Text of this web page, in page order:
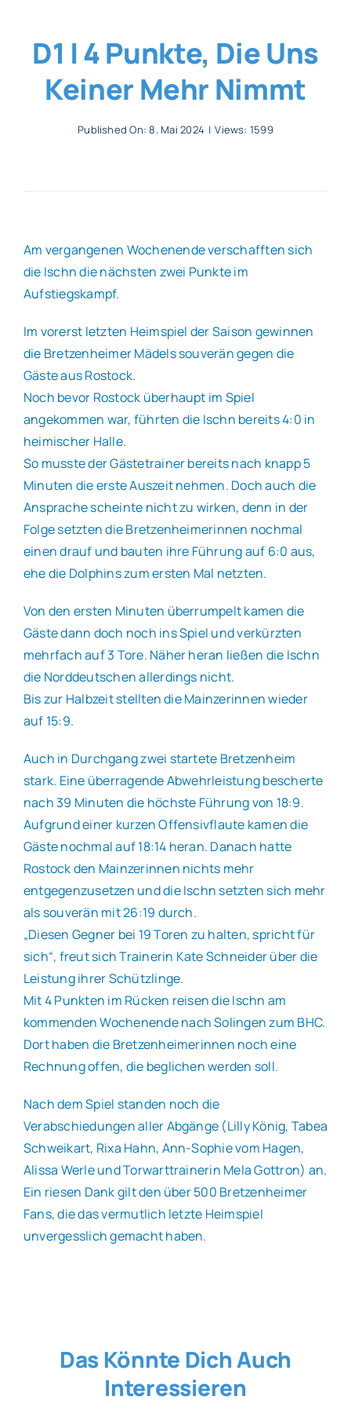
Allgemeines
Partner
D1 | 4 Punkte, Die Uns
Keiner Mehr Nimmt
Published On: 8. Mai 2024 | Views: 1599
Am vergangenen Wochenende verschafften sich
die Ischn die nächsten zwei Punkte im
Aufstiegskampf.
Im vorerst letzten Heimspiel der Saison gewinnen
die Bretzenheimer Mädels souverän gegen die
Gäste aus Rostock.
Noch bevor Rostock überhaupt im Spiel
angekommen war, führten die Ischn bereits 4:0 in
heimischer Halle.
So musste der Gästetrainer bereits nach knapp 5
Minuten die erste Auszeit nehmen. Doch auch die
Ansprache scheinte nicht zu wirken, denn in der
Folge setzten die Bretzenheimerinnen nochmal
einen drauf und bauten ihre Führung auf 6:0 aus,
ehe die Dolphins zum ersten Mal netzten.
Von den ersten Minuten überrumpelt kamen die
Gäste dann doch noch ins Spiel und verkürzten
mehrfach auf 3 Tore. Näher heran ließen die Ischn
die Norddeutschen allerdings nicht.
Bis zur Halbzeit stellten die Mainzerinnen wieder
auf 15:9.
Auch in Durchgang zwei startete Bretzenheim
stark. Eine überragende Abwehrleistung bescherte
nach 39 Minuten die höchste Führung von 18:9.
Aufgrund einer kurzen Offensivflaute kamen die
Gäste nochmal auf 18:14 heran. Danach hatte
Rostock den Mainzerinnen nichts mehr
entgegenzusetzen und die Ischn setzten sich mehr
als souverän mit 26:19 durch.
„Diesen Gegner bei 19 Toren zu halten, spricht für
sich“, freut sich Trainerin Kate Schneider über die
Leistung ihrer Schützlinge.
Mit 4 Punkten im Rücken reisen die Ischn am
kommenden Wochenende nach Solingen zum BHC.
Dort haben die Bretzenheimerinnen noch eine
Rechnung offen, die beglichen werden soll.
Nach dem Spiel standen noch die
Verabschiedungen aller Abgänge (Lilly König, Tabea
Schweikart, Rixa Hahn, Ann-Sophie vom Hagen,
Alissa Werle und Torwarttrainerin Mela Gottron) an.
Ein riesen Dank gilt den über 500 Bretzenheimer
Fans, die das vermutlich letzte Heimspiel
unvergesslich gemacht haben.
Das Könnte Dich Auch
Interessieren